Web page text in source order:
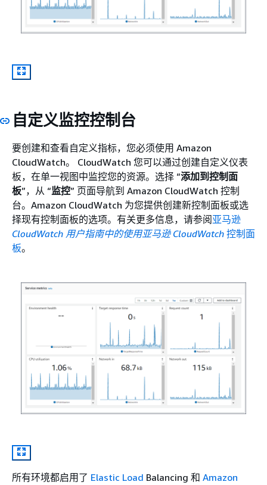
自定义监控控制台
要创建和查看自定义指标，您必须使用 Amazon
CloudWatch。 CloudWatch 您可以通过创建自定义仪表
板，在单一视图中监控您的资源。选择 “添加到控制面
板”，从 “监控” 页面导航到 Amazon CloudWatch 控制
台。Amazon CloudWatch 为您提供创建新控制面板或选
择现有控制面板的选项。有关更多信息，请参阅亚马逊
CloudWatch 用户指南中的使用亚马逊 CloudWatch 控制面
板。
所有环境都启用了 Elastic Load Balancing 和 Amazon